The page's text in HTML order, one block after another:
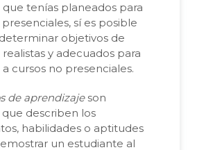
tenías planeados para
presenciales, sí es posible
objetivos de
y adecuados para
a cursos no presenciales.
de aprendizajeson
describen los
habilidades o aptitudes
un estudiante al